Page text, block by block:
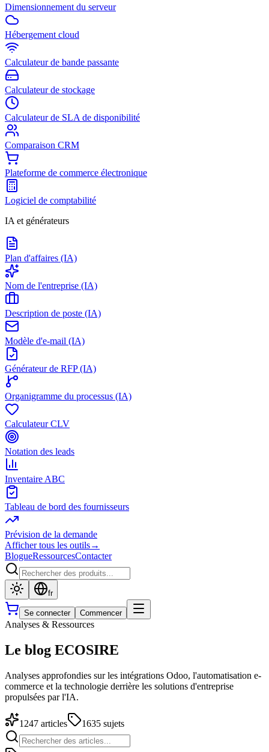
Dimensionnement du serveur
Hébergement cloud
Calculateur de bande passante
Calculateur de stockage
Calculateur de SLA de disponibilité
Comparaison CRM
Plateforme de commerce électronique
Logiciel de comptabilité
IA et générateurs
Plan d'affaires (IA)
Nom de l'entreprise (IA)
Description de poste (IA)
Modèle d'e-mail (IA)
Générateur de RFP (IA)
Organigramme du processus (IA)
Calculateur CLV
Notation des leads
Inventaire ABC
Tableau de bord des fournisseurs
Prévision de la demande
Afficher tous les outils→
BlogueRessourcesContacter
fr
Se connecter Commencer
Analyses & Ressources
Le blog ECOSIRE
Analyses approfondies sur les intégrations Odoo, l'automatisation e-
commerce et la technologie derrière les solutions d'entreprise
propulsées par l'IA.
1247 articles 1635 sujets